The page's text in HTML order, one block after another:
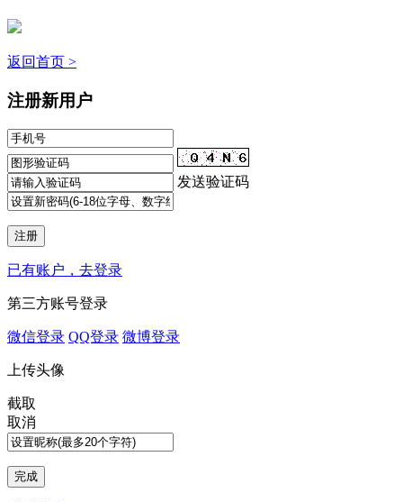
返回首页 >
注册新用户
发送验证码
已有账户，去登录
第三方账号登录
微信登录 QQ登录 微博登录
上传头像
截取
取消